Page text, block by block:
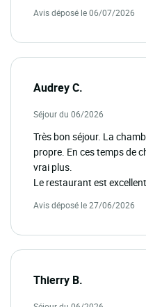
Avis déposé le 06/07/2026
Audrey C.
Séjour du 06/2026
Très bon séjour. La
propre. En ces temps de
vrai plus.
Le restaurant est
Avis déposé le 27/06/2026
Thierry B.